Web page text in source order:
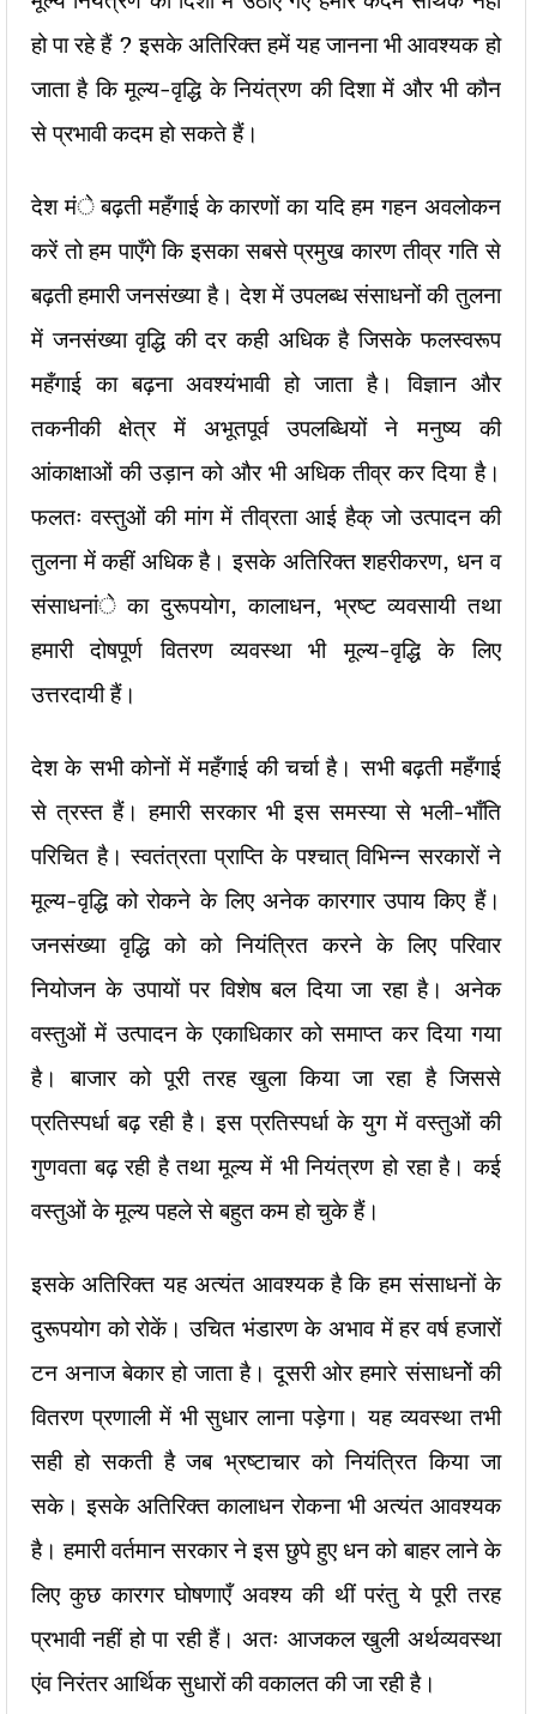
हो पा रहे हैं ? इसके अतिरिक्त हमें यह जानना भी आवश्यक हो
जाता है कि मूल्य-वृद्धि के नियंत्रण की दिशा में और भी कौन
से प्रभावी कदम हो सकते हैं।
देश मंे बढ़ती महँगाई के कारणों का यदि हम गहन अवलोकन
करें तो हम पाएँगे कि इसका सबसे प्रमुख कारण तीव्र गति से
बढ़ती हमारी जनसंख्या है। देश में उपलब्ध संसाधनों की तुलना
में जनसंख्या वृद्धि की दर कही अधिक है जिसके फलस्वरूप
महँगाई का बढ़ना अवश्यंभावी हो जाता है। विज्ञान और
तकनीकी क्षेत्र में अभूतपूर्व उपलब्धियों ने मनुष्य की
आंकाक्षाओं की उड़ान को और भी अधिक तीव्र कर दिया है।
फलतः वस्तुओं की मांग में तीव्रता आई हैक् जो उत्पादन की
तुलना में कहीं अधिक है। इसके अतिरिक्त शहरीकरण, धन व
संसाधनांे का दुरूपयोग, कालाधन, भ्रष्ट व्यवसायी तथा
हमारी दोषपूर्ण वितरण व्यवस्था भी मूल्य-वृद्धि के लिए
उत्तरदायी हैं।
देश के सभी कोनों में महँगाई की चर्चा है। सभी बढ़ती महँगाई
से त्रस्त हैं। हमारी सरकार भी इस समस्या से भली-भाँति
परिचित है। स्वतंत्रता प्राप्ति के पश्चात् विभिन्न सरकारों ने
मूल्य-वृद्धि को रोकने के लिए अनेक कारगार उपाय किए हैं।
जनसंख्या वृद्धि को को नियंत्रित करने के लिए परिवार
नियोजन के उपायों पर विशेष बल दिया जा रहा है। अनेक
वस्तुओं में उत्पादन के एकाधिकार को समाप्त कर दिया गया
है। बाजार को पूरी तरह खुला किया जा रहा है जिससे
प्रतिस्पर्धा बढ़ रही है। इस प्रतिस्पर्धा के युग में वस्तुओं की
गुणवता बढ़ रही है तथा मूल्य में भी नियंत्रण हो रहा है। कई
वस्तुओं के मूल्य पहले से बहुत कम हो चुके हैं।
इसके अतिरिक्त यह अत्यंत आवश्यक है कि हम संसाधनों के
दुरूपयोग को रोकें। उचित भंडारण के अभाव में हर वर्ष हजारों
टन अनाज बेकार हो जाता है। दूसरी ओर हमारे संसाधनोें की
वितरण प्रणाली में भी सुधार लाना पड़ेगा। यह व्यवस्था तभी
सही हो सकती है जब भ्रष्टाचार को नियंत्रित किया जा
सके। इसके अतिरिक्त कालाधन रोकना भी अत्यंत आवश्यक
है। हमारी वर्तमान सरकार ने इस छुपे हुए धन को बाहर लाने के
लिए कुछ कारगर घोषणाएँ अवश्य की थीं परंतु ये पूरी तरह
प्रभावी नहीं हो पा रही हैं। अतः आजकल खुली अर्थव्यवस्था
एंव निरंतर आर्थिक सुधारों की वकालत की जा रही है।